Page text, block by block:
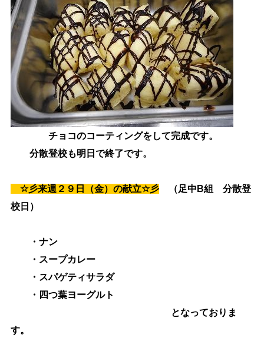
チョコのコーティングをして完成です。
分散登校も明日で終了です。
☆彡来週２９日（金）の献立☆彡（足中B組 分散登
校日）
・ナン
・スープカレー
・スパゲティサラダ
・四つ葉ヨーグルト
となっておりま
す。